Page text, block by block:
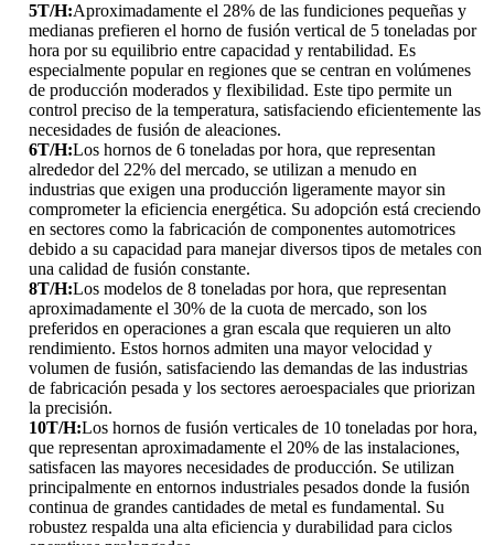
5T/H:Aproximadamente el 28% de las fundiciones pequeñas y
medianas prefieren el horno de fusión vertical de 5 toneladas por
hora por su equilibrio entre capacidad y rentabilidad. Es
especialmente popular en regiones que se centran en volúmenes
de producción moderados y flexibilidad. Este tipo permite un
control preciso de la temperatura, satisfaciendo eficientemente las
necesidades de fusión de aleaciones.
6T/H:Los hornos de 6 toneladas por hora, que representan
alrededor del 22% del mercado, se utilizan a menudo en
industrias que exigen una producción ligeramente mayor sin
comprometer la eficiencia energética. Su adopción está creciendo
en sectores como la fabricación de componentes automotrices
debido a su capacidad para manejar diversos tipos de metales con
una calidad de fusión constante.
8T/H:Los modelos de 8 toneladas por hora, que representan
aproximadamente el 30% de la cuota de mercado, son los
preferidos en operaciones a gran escala que requieren un alto
rendimiento. Estos hornos admiten una mayor velocidad y
volumen de fusión, satisfaciendo las demandas de las industrias
de fabricación pesada y los sectores aeroespaciales que priorizan
la precisión.
10T/H:Los hornos de fusión verticales de 10 toneladas por hora,
que representan aproximadamente el 20% de las instalaciones,
satisfacen las mayores necesidades de producción. Se utilizan
principalmente en entornos industriales pesados ​​donde la fusión
continua de grandes cantidades de metal es fundamental. Su
robustez respalda una alta eficiencia y durabilidad para ciclos